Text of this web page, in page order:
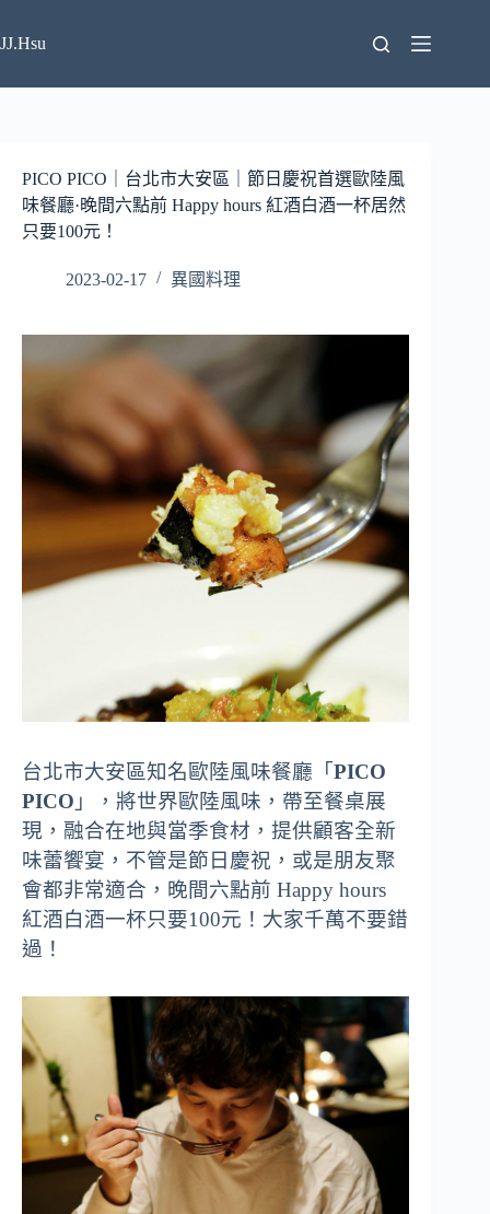
至
要
JJ.Hsu
PICO PICO｜台北市大安區｜節日慶祝首選歐陸風
味餐廳·晚間六點前 Happy hours 紅酒白酒一杯居然
只要100元！
2023-02-17 異國料理
台北市大安區知名歐陸風味餐廳「 PICO
PICO 」，將世界歐陸風味，帶至餐桌展
現，融合在地與當季食材，提供顧客全新
味蕾饗宴，不管是節日慶祝，或是朋友聚
會都非常適合，晚間六點前 Happy hours
紅酒白酒一杯只要100元！大家千萬不要錯
過！